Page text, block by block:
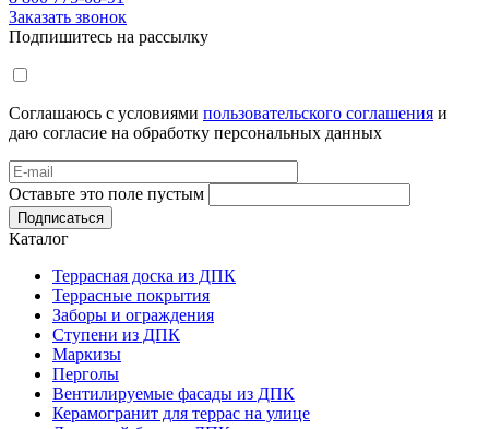
Заказать звонок
Подпишитесь на рассылку
Соглашаюсь с условиями пользовательского соглашения и
даю согласие на обработку персональных данных
Оставьте это поле пустым
Подписаться
Каталог
Террасная доска из ДПК
Террасные покрытия
Заборы и ограждения
Ступени из ДПК
Маркизы
Перголы
Вентилируемые фасады из ДПК
Керамогранит для террас на улице